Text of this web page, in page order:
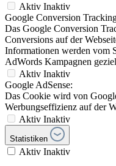
Aktiv Inaktiv
Google Conversion
Das Google Conversion
Conversions auf der
Informationen werden vom
AdWords Kampagnen
Aktiv Inaktiv
Google AdSense:
Das Cookie wird von
Werbungseffizienz auf der
Aktiv Inaktiv
Statistiken
Aktiv Inaktiv